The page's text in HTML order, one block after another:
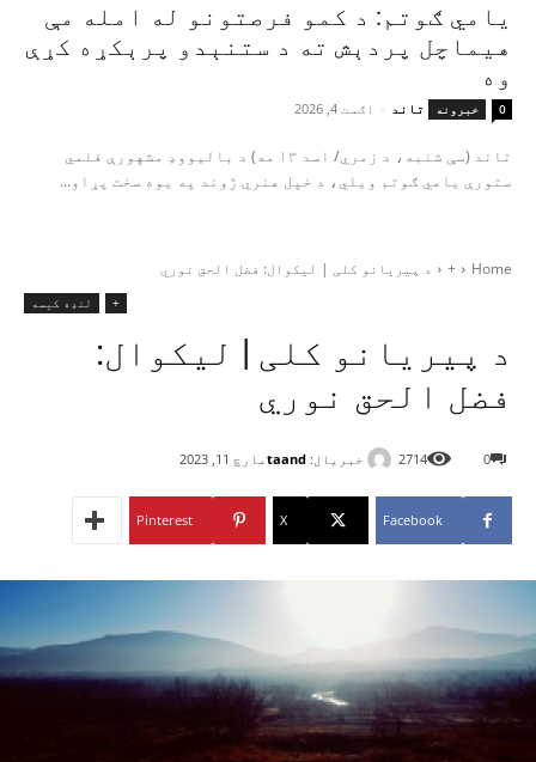
یامي ګوتم: د کمو فرصتونو له امله مې
هیماچل پردېش ته د ستنېدو پرېکړه کړې
وه
خبرونه تاند - اګست 4, 2026 0
تاند (سې شنبه، د زمري/ اسد ۱۳ مه) د بالیووډ مشهورې فلمي
ستورې یامي ګوتم ویلي، د خپل هنري ژوند په یوه سخت پړاو...